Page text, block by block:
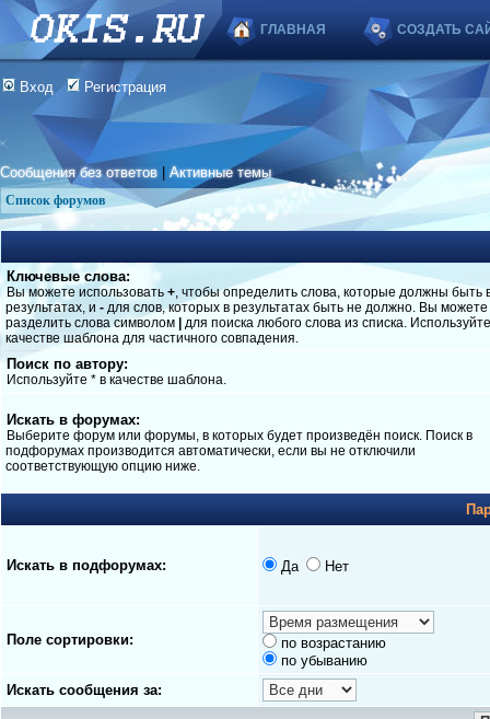
ГЛАВНАЯ СОЗДАТЬ
Вход Регистрация
Сообщения без ответов |Активные темы
Список форумов
Ключевые слова:
Вы можете использовать +, чтобы определить слова, которые должны быть
результатах, и - для слов, которых в результатах быть не должно. Вы можете
разделить слова символом
для поиска любого слова из списка.
качестве шаблона для частичного совпадения.
Поиск по автору:
Используйте * в качестве шаблона.
Искать в форумах:
Выберите форум или форумы, в которых будет произведён поиск. Поиск в
подфорумах производится автоматически, если вы не отключили
соответствующую опцию ниже.
Искать в подфорумах: Да Нет
Поле сортировки:
по возрастанию
по убыванию
Искать сообщения за: